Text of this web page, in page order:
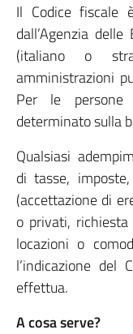
Il Codice fiscale
dall’Agenzia
(italiano o
amministrazioni
Per le
determinato sulla
Qualsiasi
di tasse,
(accettazione di
o privati,
locazioni o
l’indicazione del
effettua.
A cosa serve?